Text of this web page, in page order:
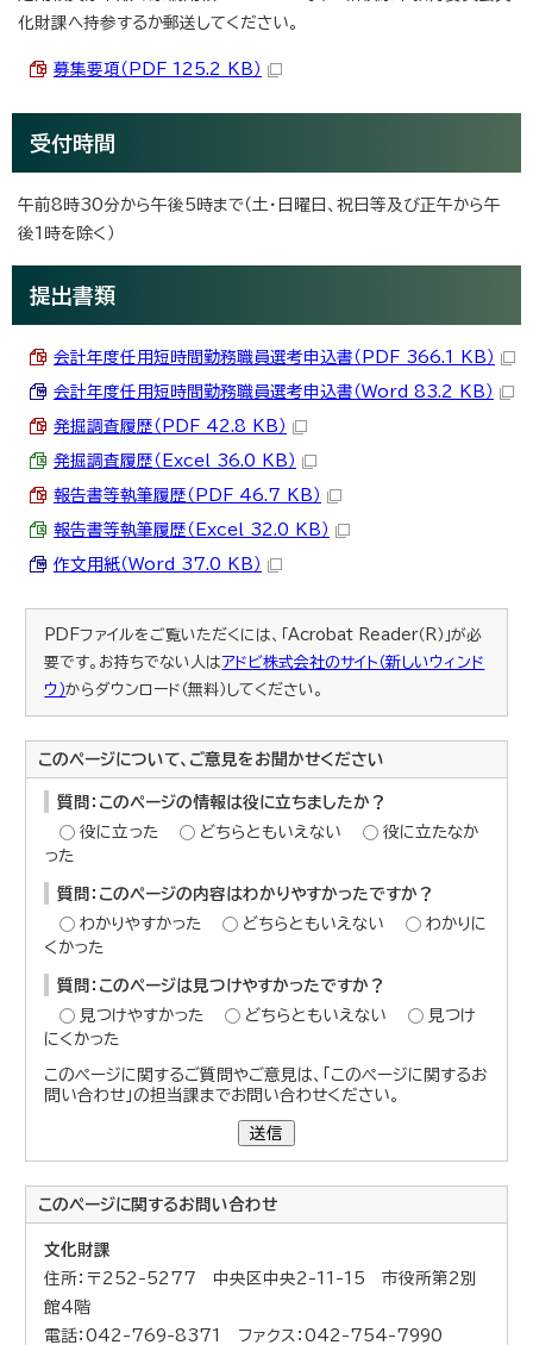
化財課へ持参するか郵送してください。
募集要項（PDF 125.2 KB）
受付時間
午前8時30分から午後5時まで（土・日曜日、祝日等及び正午から午
後1時を除く）
提出書類
会計年度任用短時間勤務職員選考申込書（PDF 366.1 KB）
会計年度任用短時間勤務職員選考申込書（Word 83.2 KB）
発掘調査履歴（PDF 42.8 KB）
発掘調査履歴（Excel 36.0 KB）
報告書等執筆履歴（PDF 46.7 KB）
報告書等執筆履歴（Excel 32.0 KB）
作文用紙（Word 37.0 KB）
PDFファイルをご覧いただくには、「Acrobat Reader（R）」が必
要です。お持ちでない人はアドビ株式会社のサイト（新しいウィンド
ウ）からダウンロード（無料）してください。
このページについて、ご意見をお聞かせください
質問：このページの情報は役に立ちましたか？
役に立った
どちらともいえない
役に立たなか
った
質問：このページの内容はわかりやすかったですか？
わかりやすかった
どちらともいえない
わかりに
くかった
質問：このページは見つけやすかったですか？
見つけやすかった
どちらともいえない
見つけ
にくかった
このページに関するご質問やご意見は、「このページに関するお
問い合わせ」の担当課までお問い合わせください。
送信
このページに関するお問い合わせ
文化財課
住所：〒252-5277 中央区中央2-11-15 市役所第2別
館4階
電話：042-769-8371 ファクス：042-754-7990